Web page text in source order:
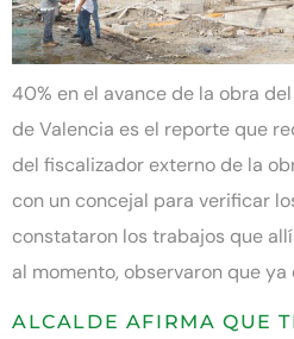
40% en el avance de la obra
de Valencia es el reporte que
del fiscalizador externo de la
con un concejal para verificar
constataron los trabajos que
al momento, observaron que ya
ALCALDE AFIRMA QUE